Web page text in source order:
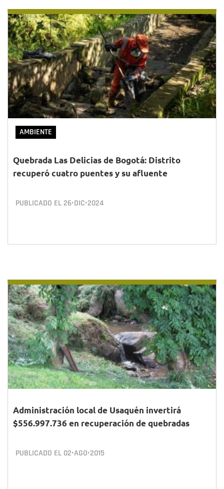
AMBIENTE
Quebrada Las Delicias de Bogotá: Distrito
recuperó cuatro puentes y su afluente
PUBLICADO EL 26•DIC•2024
Administración local de Usaquén invertirá
$556.997.736 en recuperación de quebradas
PUBLICADO EL 02•AGO•2015